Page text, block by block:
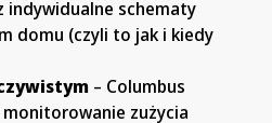
indywidualne schematy
domu (czyli to jak i kiedy
– Columbus
zużycia